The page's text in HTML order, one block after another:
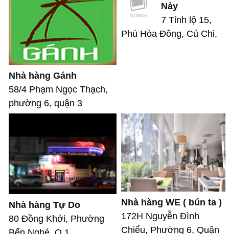
Nhà hàng Gánh
58/4 Phạm Ngọc Thạch,
phường 6, quận 3
Nảy
7 Tỉnh lộ 15,
Phú Hòa Đông, Củ Chi,
Nhà hàng Tự Do
80 Đồng Khởi, Phường
Nhà hàng WE ( bún ta )
172H Nguyễn Đình
Chiểu, Phường 6, Quận